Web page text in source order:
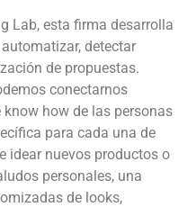
Lab, esta firma desarrolla
detectar
de propuestas.
conectarnos
how de las personas
para cada una de
idear nuevos productos o
personales, una
de looks,